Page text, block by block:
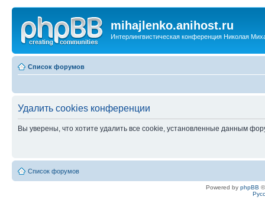
mihajlenko.anihost.ru
Интерлингвистическая конференция Николая
Список форумов
Удалить cookies конференции
Вы уверены, что хотите удалить все cookie, установленные данным
Список форумов
Powered by phpBB